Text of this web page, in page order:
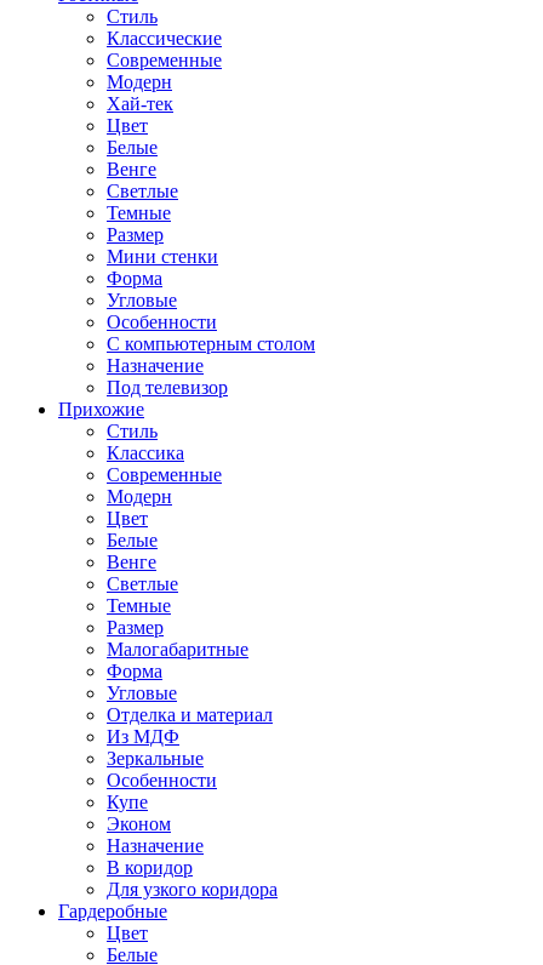
Стиль
Классические
Современные
Модерн
Хай-тек
Цвет
Белые
Венге
Светлые
Темные
Размер
Мини стенки
Форма
Угловые
Особенности
С компьютерным столом
Назначение
Под телевизор
Прихожие
Стиль
Классика
Современные
Модерн
Цвет
Белые
Венге
Светлые
Темные
Размер
Малогабаритные
Форма
Угловые
Отделка и материал
Из МДФ
Зеркальные
Особенности
Купе
Эконом
Назначение
В коридор
Для узкого коридора
Гардеробные
Цвет
Белые